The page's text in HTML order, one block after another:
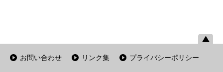
お問い合わせ リンク集 プライバシーポリシー